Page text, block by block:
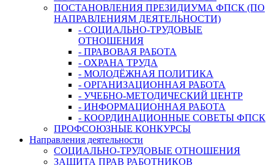
ПОСТАНОВЛЕНИЯ ПРЕЗИДИУМА ФПСК (ПО
НАПРАВЛЕНИЯМ ДЕЯТЕЛЬНОСТИ)
- СОЦИАЛЬНО-ТРУДОВЫЕ
ОТНОШЕНИЯ
- ПРАВОВАЯ РАБОТА
- ОХРАНА ТРУДА
- МОЛОДЁЖНАЯ ПОЛИТИКА
- ОРГАНИЗАЦИОННАЯ РАБОТА
- УЧЕБНО-МЕТОДИЧЕСКИЙ ЦЕНТР
- ИНФОРМАЦИОННАЯ РАБОТА
- КООРДИНАЦИОННЫЕ СОВЕТЫ ФПСК
ПРОФСОЮЗНЫЕ КОНКУРСЫ
Направления деятельности
СОЦИАЛЬНО-ТРУДОВЫЕ ОТНОШЕНИЯ
ЗАЩИТА ПРАВ РАБОТНИКОВ